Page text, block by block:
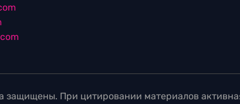
При цитировании материалов